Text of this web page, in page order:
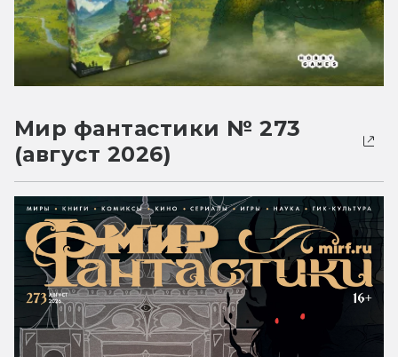
Мир фантастики № 273
(август 2026)